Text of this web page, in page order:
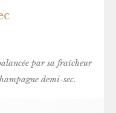
par sa fraîcheur
demi-sec.